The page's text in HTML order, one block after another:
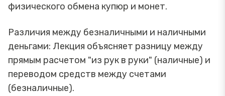
физического обмена купюр и монет.
Различия между безналичными и наличными
деньгами: Лекция объясняет разницу между
прямым расчетом "из рук в руки" (наличные) и
переводом средств между счетами
(безналичные).